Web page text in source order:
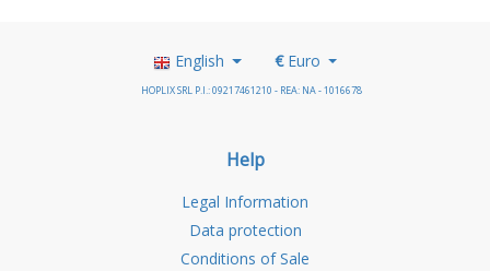
English €Euro
HOPLIX SRL P.I.: 09217461210 - REA: NA - 1016678
Help
Legal Information
Data protection
Conditions of Sale